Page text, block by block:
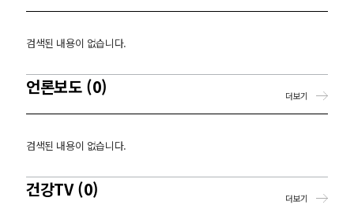
검색된 내용이 없습니다.
언론보도 (0)
검색된 내용이 없습니다.
더보기
건강TV (0) 더보기